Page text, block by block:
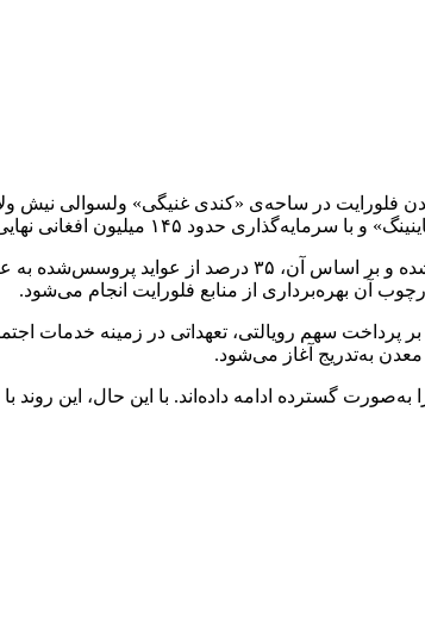
فلورایت در ساحه‌ی «کندی غنیگی» ولسوالی
براساس معلومات این وزارت، قرارداد یادشده برای مدت
آن بهره‌برداری از منابع فلورایت انجام می‌شود.
سهم رویالتی، تعهداتی در زمینه خدمات
گسترده ادامه داده‌اند. با این حال، این روند